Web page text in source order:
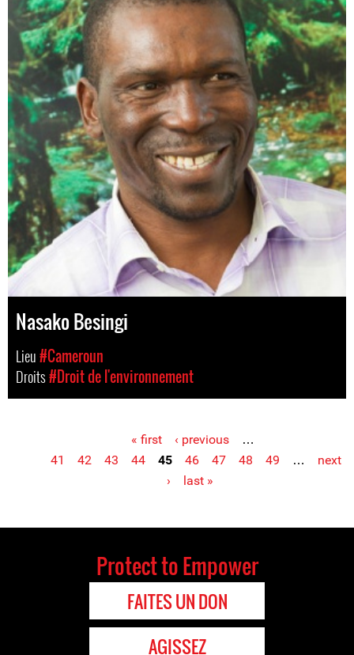
Nasako Besingi
Lieu#Cameroun
Droits#Droit de l'environnement
« first ‹ previous
…
41
42 43 44 45 46 47 48 49 …
next
›
last »
Protect to Empower
FAITES UN DON
AGISSEZ